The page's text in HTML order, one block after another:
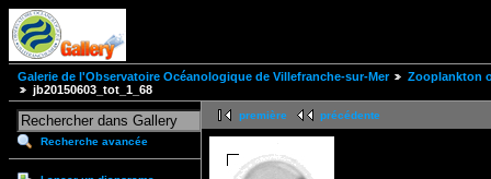
Galerie de l'Observatoire Océanologique de Villefranche-sur-Mer
Zooplankton
jb20150603_tot_1_68
Recherche avancée
première précédente